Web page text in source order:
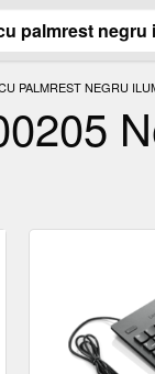
PALMREST NEGRU